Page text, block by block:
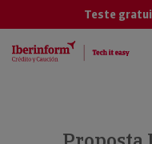
Teste